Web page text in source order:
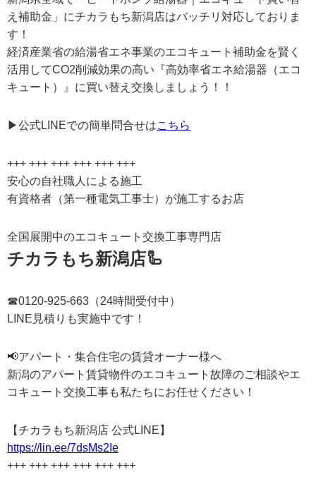
え補助金」にチカラもち新潟店はバッチリ対応しておりま
す！
経済産業省の給湯省エネ事業のエコキュート補助金を賢く
活用してCO2削減効果の高い『高効率省エネ給湯器（エコ
キュート）』に買い替え交換しましょう！！
▶公式LINEでの簡単問合せはこちら
+++ +++ +++ +++ +++ +++
安心の自社職人による施工
有資格者（第一種電気工事士）が施工するお店
全国展開中のエコキュート交換工事専門店
チカラもち新潟店🦾
☎0120-925-663（24時間受付中）
LINE見積りも実施中です！
📢アパート・集合住宅の賃貸オーナー様へ
新潟のアパート賃貸物件のエコキュート故障のご相談やエ
コキュート交換工事も私たちにお任せください！
【チカラもち新潟店 公式LINE】
https://lin.ee/7dsMs2Ie
+++ +++ +++ +++ +++ +++